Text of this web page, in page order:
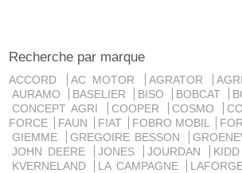
Recherche par marque
ACCORD AC MOTOR AGRATOR
AURAMO
BASELIER BISO BOBCAT
CONCEPT AGRI
COOPER COSMO
FORCE
FAUN FIAT FOBRO MOBIL
GIEMME
GREGOIRE BESSON
JOHN DEERE
JONES JOURDAN KIDD
KVERNELAND
LA CAMPAGNE